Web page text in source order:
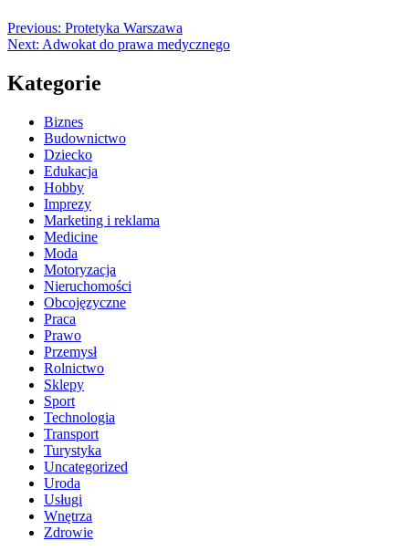
Previous: Protetyka Warszawa
Next: Adwokat do prawa medycznego
Kategorie
Biznes
Budownictwo
Dziecko
Edukacja
Hobby
Imprezy
Marketing i reklama
Medicine
Moda
Motoryzacja
Nieruchomości
Obcojęzyczne
Praca
Prawo
Przemysł
Rolnictwo
Sklepy
Sport
Technologia
Transport
Turystyka
Uncategorized
Uroda
Usługi
Wnętrza
Zdrowie